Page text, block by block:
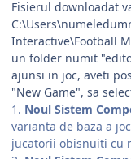
Fisierul downloadat
Interactive\Football
un folder numit
ajunsi in joc, aveti
"New Game", sa
1. Noul Sistem
varianta de baza a
jucatorii obisnuiti cu